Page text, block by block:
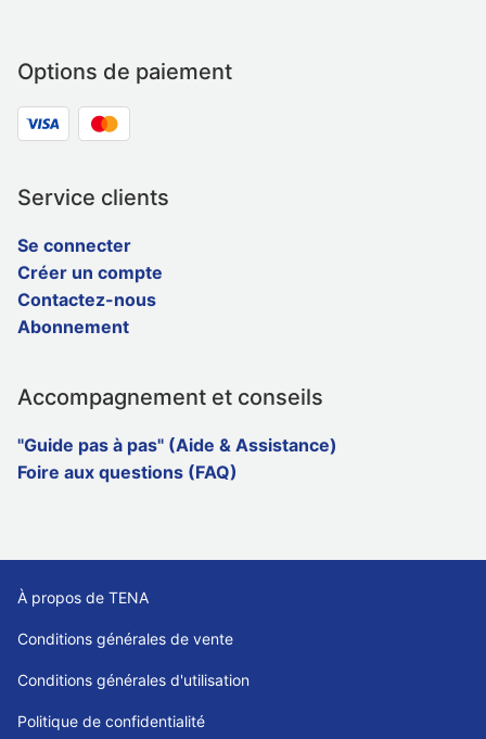
Options de paiement
Service clients
Se connecter
Créer un compte
Contactez-nous
Abonnement
Accompagnement et conseils
"Guide pas à pas" (Aide & Assistance)
Foire aux questions (FAQ)
À propos de TENA
Conditions générales de vente
Conditions générales d'utilisation
Politique de confidentialité